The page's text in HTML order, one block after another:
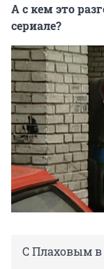
А с кем это
сериале?
С Плаховым в